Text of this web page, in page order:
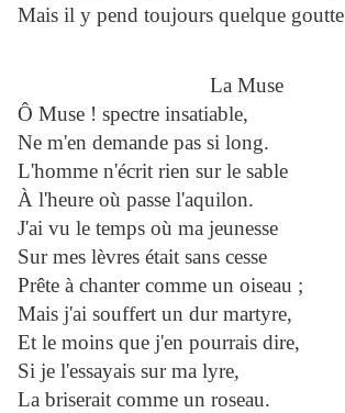
Mais il y pend toujours quelque goutte
La Muse
Ô Muse ! spectre insatiable,
Ne m'en demande pas si long.
L'homme n'écrit rien sur le sable
À l'heure où passe l'aquilon.
J'ai vu le temps où ma jeunesse
Sur mes lèvres était sans cesse
Prête à chanter comme un oiseau ;
Mais j'ai souffert un dur martyre,
Et le moins que j'en pourrais dire,
Si je l'essayais sur ma lyre,
La briserait comme un roseau.